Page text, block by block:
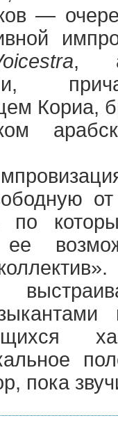
—
, а
Кориа,
пока